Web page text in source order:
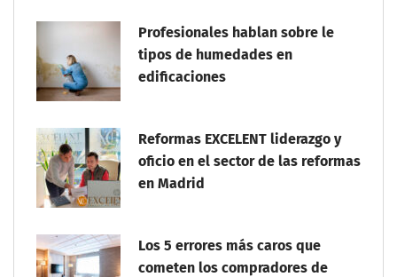
Profesionales hablan sobre le
tipos de humedades en
edificaciones
Reformas EXCELENT liderazgo y
oficio en el sector de las reformas
en Madrid
Los 5 errores más caros que
cometen los compradores de